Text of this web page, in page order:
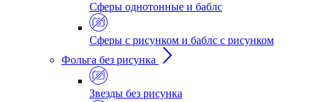
Сферы однотонные и баблс
Сферы с рисунком и баблс с рисунком
Фольга без рисунка
Звезды без рисунка